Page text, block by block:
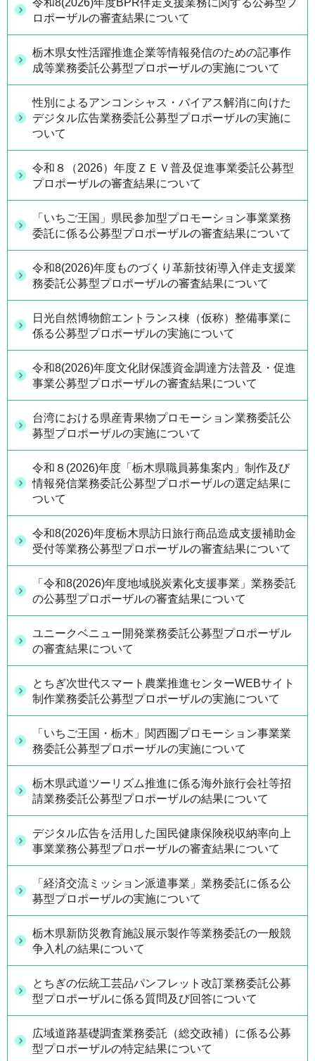
令和8(2026)年度BPR伴走支援業務に関する公募型プ
ロポーザルの審査結果について
栃木県女性活躍推進企業等情報発信のための記事作
成等業務委託公募型プロポーザルの実施について
性別によるアンコンシャス・バイアス解消に向けた
デジタル広告業務委託公募型プロポーザルの実施に
ついて
令和８（2026）年度ＺＥＶ普及促進事業委託公募型
プロポーザルの審査結果について
「いちご王国」県民参加型プロモーション事業業務
委託に係る公募型プロポーザルの審査結果について
令和8(2026)年度ものづくり革新技術導入伴走支援業
務委託公募型プロポーザルの審査結果について
日光自然博物館エントランス棟（仮称）整備事業に
係る公募型プロポーザルの実施について
令和8(2026)年度文化財保護資金調達方法普及・促進
事業公募型プロポーザルの審査結果について
台湾における県産青果物プロモーション業務委託公
募型プロポーザルの実施について
令和８(2026)年度「栃木県職員募集案内」制作及び
情報発信業務委託公募型プロポーザルの選定結果に
ついて
令和8(2026)年度栃木県訪日旅行商品造成支援補助金
受付等業務公募型プロポーザルの審査結果について
「令和8(2026)年度地域脱炭素化支援事業」業務委託
の公募型プロポーザルの審査結果について
ユニークベニュー開発業務委託公募型プロポーザル
の審査結果について
とちぎ次世代スマート農業推進センターWEBサイト
制作業務委託公募型プロポーザルの実施について
「いちご王国・栃木」関西圏プロモーション事業業
務委託公募型プロポーザルの実施について
栃木県武道ツーリズム推進に係る海外旅行会社等招
請業務委託公募型プロポーザルの結果について
デジタル広告を活用した国民健康保険税収納率向上
事業業務公募型プロポーザルの審査結果について
「経済交流ミッション派遣事業」業務委託に係る公
募型プロポーザルの実施について
栃木県新防災教育施設展示製作等業務委託の一般競
争入札の結果について
とちぎの伝統工芸品パンフレット改訂業務委託公募
型プロポーザルに係る質問及び回答について
広域道路基礎調査業務委託（総交政補）に係る公募
型プロポーザルの特定結果について